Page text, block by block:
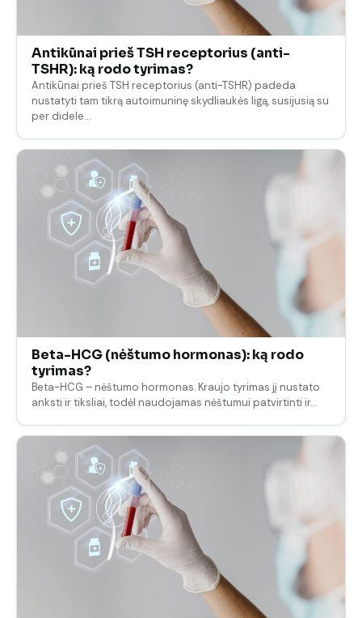
Antikūnai prieš TSH receptorius (anti-
TSHR): ką rodo tyrimas?
Antikūnai prieš TSH receptorius (anti-TSHR) padeda
nustatyti tam tikrą autoimuninę skydliaukės ligą, susijusią su
per didele…
Beta-HCG (nėštumo hormonas): ką rodo
tyrimas?
Beta-HCG – nėštumo hormonas. Kraujo tyrimas jį nustato
anksti ir tiksliai, todėl naudojamas nėštumui patvirtinti ir…